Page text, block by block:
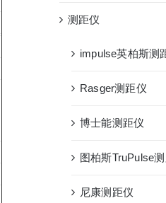
测距仪
impulse英柏斯测
Rasger测距仪
博士能测距仪
图柏斯TruPulse
尼康测距仪